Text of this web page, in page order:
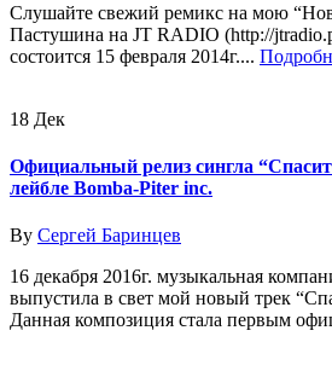
Слушайте свежий ремикс на мою
Пастушина на JT RADIO (http://
состоится 15 февраля 2014г....
18 Дек
Официальный релиз сингла
лейбле Bomba-Piter inc.
By Сергей Баринцев
16 декабря 2016г. музыкальная
выпустила в свет мой новый трек
Данная композиция стала первым